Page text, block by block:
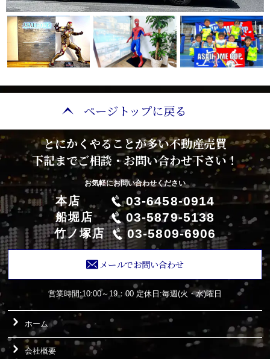
ページトップに戻る
とにかくやることが多い不動産売買
下記までご相談・お問い合わせ下さい！
お気軽にお問い合わせください
本店 03-6458-0914
船堀店 03-5879-5138
竹ノ塚店 03-5809-6906
メールでお問い合わせ
営業時間:10:00～19：00 定休日:毎週(火・水)曜日
ホーム
会社概要